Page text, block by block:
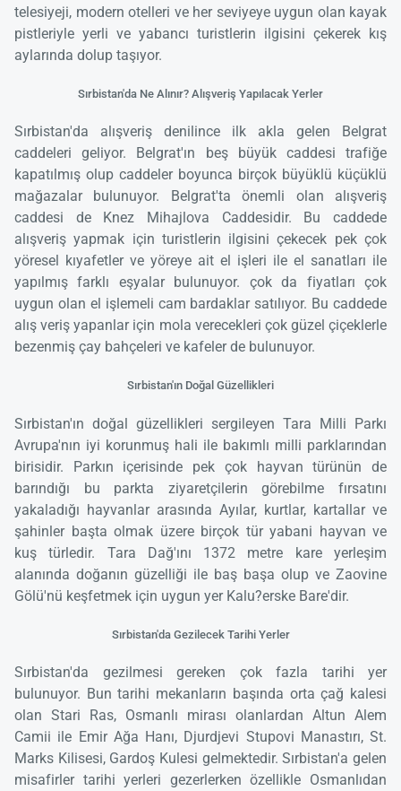
telesiyeji, modern otelleri ve her seviyeye uygun olan kayak
pistleriyle yerli ve yabancı turistlerin ilgisini çekerek kış
aylarında dolup taşıyor.
Sırbistan'da Ne Alınır? Alışveriş Yapılacak Yerler
Sırbistan'da alışveriş denilince ilk akla gelen Belgrat
caddeleri geliyor. Belgrat'ın beş büyük caddesi trafiğe
kapatılmış olup caddeler boyunca birçok büyüklü küçüklü
mağazalar bulunuyor. Belgrat'ta önemli olan alışveriş
caddesi de Knez Mihajlova Caddesidir. Bu caddede
alışveriş yapmak için turistlerin ilgisini çekecek pek çok
yöresel kıyafetler ve yöreye ait el işleri ile el sanatları ile
yapılmış farklı eşyalar bulunuyor. çok da fiyatları çok
uygun olan el işlemeli cam bardaklar satılıyor. Bu caddede
alış veriş yapanlar için mola verecekleri çok güzel çiçeklerle
bezenmiş çay bahçeleri ve kafeler de bulunuyor.
Sırbistan'ın Doğal Güzellikleri
Sırbistan'ın doğal güzellikleri sergileyen Tara Milli Parkı
Avrupa'nın iyi korunmuş hali ile bakımlı milli parklarından
birisidir. Parkın içerisinde pek çok hayvan türünün de
barındığı bu parkta ziyaretçilerin görebilme fırsatını
yakaladığı hayvanlar arasında Ayılar, kurtlar, kartallar ve
şahinler başta olmak üzere birçok tür yabani hayvan ve
kuş türledir. Tara Dağ'ını 1372 metre kare yerleşim
alanında doğanın güzelliği ile baş başa olup ve Zaovine
Gölü'nü keşfetmek için uygun yer Kalu?erske Bare'dir.
Sırbistan'da Gezilecek Tarihi Yerler
Sırbistan'da gezilmesi gereken çok fazla tarihi yer
bulunuyor. Bun tarihi mekanların başında orta çağ kalesi
olan Stari Ras, Osmanlı mirası olanlardan Altun Alem
Camii ile Emir Ağa Hanı, Djurdjevi Stupovi Manastırı, St.
Marks Kilisesi, Gardoş Kulesi gelmektedir. Sırbistan'a gelen
misafirler tarihi yerleri gezerlerken özellikle Osmanlıdan